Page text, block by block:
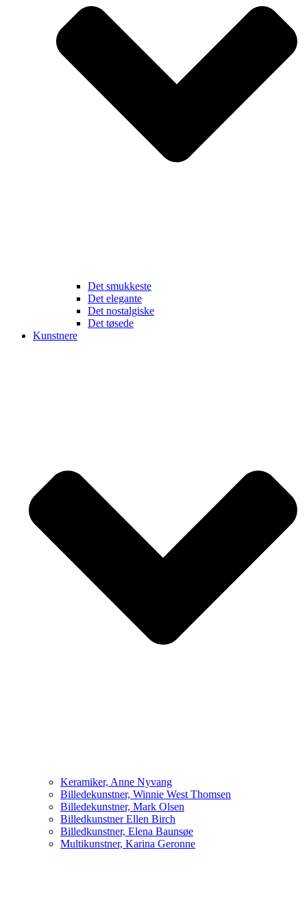
Det smukkeste
Det elegante
Det nostalgiske
Det tøsede
Kunstnere
Keramiker, Anne Nyvang
Billedekunstner, Winnie West Thomsen
Billedekunstner, Mark Olsen
Billedkunstner Ellen Birch
Billedkunstner, Elena Baunsøe
Multikunstner, Karina Geronne